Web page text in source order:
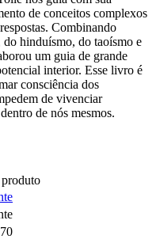
de conceitos complexos
Combinando
hinduísmo, do taoísmo e
um guia de grande
interior. Esse livro é
consciência dos
de vivenciar
de nós mesmos.